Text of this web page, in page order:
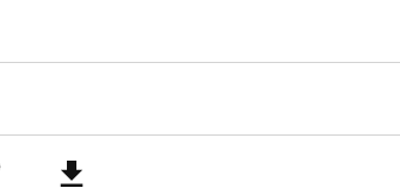
quotidiano, i libri la mia via per evadere e viaggiare